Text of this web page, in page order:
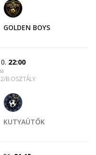
GOLDEN BOYS
22:00
B OSZTÁLY
KUTYAÜTŐK